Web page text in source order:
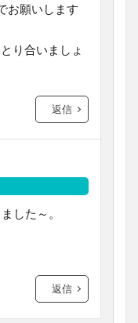
お願いします
り合いましょ
返信
した～。
返信